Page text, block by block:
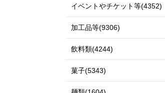
イベントやチケット等(4352)
加工品等(9306)
飲料類(4244)
菓子(5343)